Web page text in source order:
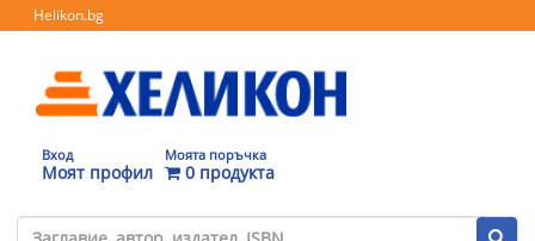
Helikon.bg
Вход
Моят профил
Моята поръчка
0 продукта